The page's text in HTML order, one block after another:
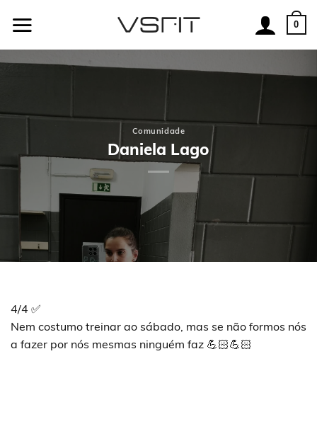
0
Comunidade
Daniela Lago
4/4 ✅
Nem costumo treinar ao sábado, mas se não formos nós
a fazer por nós mesmas ninguém faz 💪🏻💪🏻